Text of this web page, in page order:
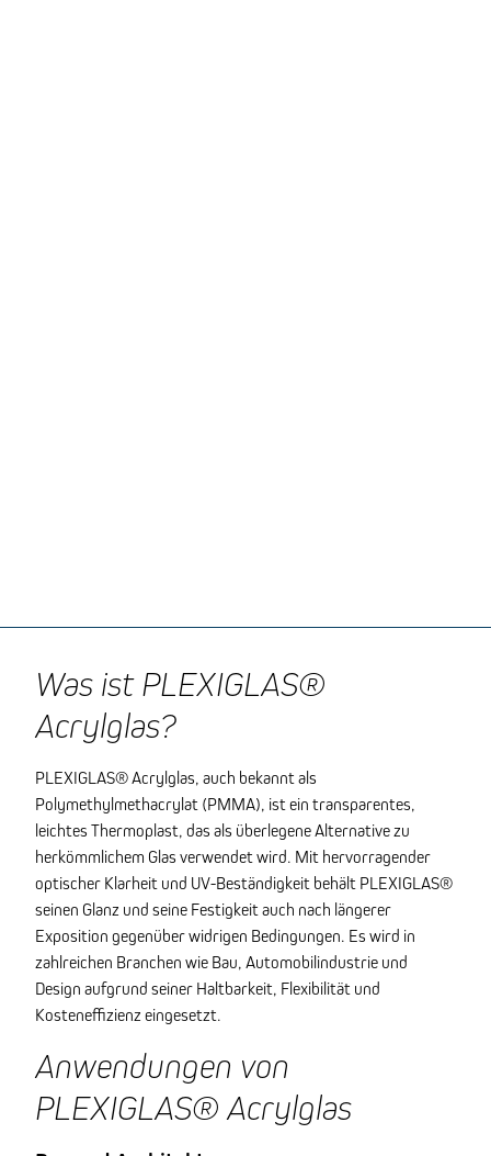
Was ist PLEXIGLAS®
Acrylglas?
PLEXIGLAS® Acrylglas, auch bekannt als
Polymethylmethacrylat (PMMA), ist ein transparentes,
leichtes Thermoplast, das als überlegene Alternative zu
herkömmlichem Glas verwendet wird. Mit hervorragender
optischer Klarheit und UV-Beständigkeit behält PLEXIGLAS®
seinen Glanz und seine Festigkeit auch nach längerer
Exposition gegenüber widrigen Bedingungen. Es wird in
zahlreichen Branchen wie Bau, Automobilindustrie und
Design aufgrund seiner Haltbarkeit, Flexibilität und
Kosteneffizienz eingesetzt.
Anwendungen von
PLEXIGLAS® Acrylglas